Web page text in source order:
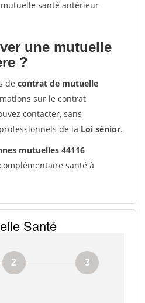
santé antérieur
une mutuelle
?
de contrat de mutuelle
sur le contrat
contacter, sans
de la Loi sénior.
mutuelles 44116
santé à